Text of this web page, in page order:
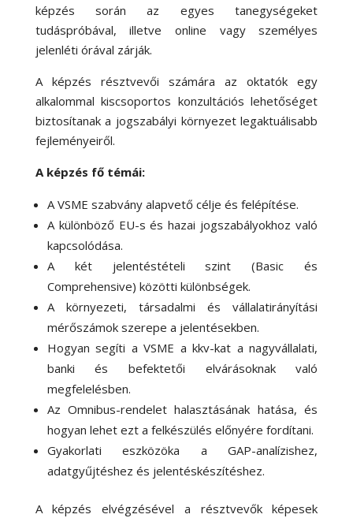
képzés során az egyes tanegységeket
tudáspróbával, illetve online vagy személyes
jelenléti órával zárják.
A képzés résztvevői számára az oktatók egy
alkalommal kiscsoportos konzultációs lehetőséget
biztosítanak a jogszabályi környezet legaktuálisabb
fejleményeiről.
A képzés fő témái:
A VSME szabvány alapvető célje és felépítése.
A különböző EU-s és hazai jogszabályokhoz való
kapcsolódása.
A két jelentéstételi szint (Basic és
Comprehensive) közötti különbségek.
A környezeti, társadalmi és vállalatirányítási
mérőszámok szerepe a jelentésekben.
Hogyan segíti a VSME a kkv-kat a nagyvállalati,
banki és befektetői elvárásoknak való
megfelelésben.
Az Omnibus-rendelet halasztásának hatása, és
hogyan lehet ezt a felkészülés előnyére fordítani.
Gyakorlati eszközöka a GAP-analízishez,
adatgyűjtéshez és jelentéskészítéshez.
A képzés elvégzésével a résztvevők képesek